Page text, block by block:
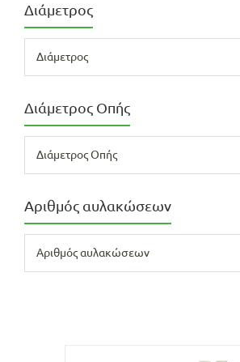
Διάμετρος
Διάμετρος
Διάμετρος Οπής
Διάμετρος Οπής
Αριθμός αυλακώσεων
Αριθμός αυλακώσεων